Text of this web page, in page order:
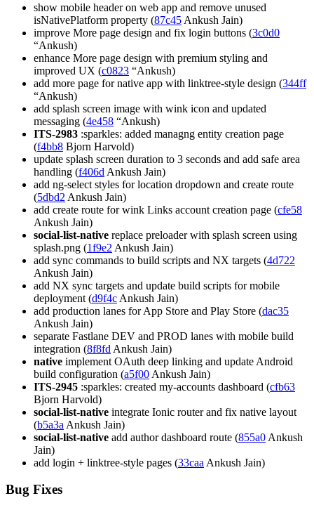
show mobile header on web app and remove unused
isNativePlatform property (87c45 Ankush Jain)
improve More page design and fix login buttons (3c0d0
“Ankush)
enhance More page design with premium styling and
improved UX (c0823 “Ankush)
add more page for native app with linktree-style design (344ff
“Ankush)
add splash screen image with wink icon and updated
messaging (4e458 “Ankush)
ITS-2983 :sparkles: added managng entity creation page
(f4bb8 Bjorn Harvold)
update splash screen duration to 3 seconds and add safe area
handling (f406d Ankush Jain)
add ng-select styles for location dropdown and create route
(5dbd2 Ankush Jain)
add create route for wink Links account creation page (cfe58
Ankush Jain)
social-list-native replace preloader with splash screen using
splash.png (1f9e2 Ankush Jain)
add sync commands to build scripts and NX targets (4d722
Ankush Jain)
add NX sync targets and update build scripts for mobile
deployment (d9f4c Ankush Jain)
add production lanes for App Store and Play Store (dac35
Ankush Jain)
separate Fastlane DEV and PROD lanes with mobile build
integration (8f8fd Ankush Jain)
native implement OAuth deep linking and update Android
build configuration (a5f00 Ankush Jain)
ITS-2945 :sparkles: created my-accounts dashboard (cfb63
Bjorn Harvold)
social-list-native integrate Ionic router and fix native layout
(b5a3a Ankush Jain)
social-list-native add author dashboard route (855a0 Ankush
Jain)
add login + linktree-style pages (33caa Ankush Jain)
Bug Fixes